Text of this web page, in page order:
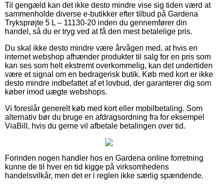
Til gengæld kan det ikke desto mindre vise sig tiden værd at
sammenholde diverse e-butikker efter tilbud på Gardena
Tryksprøjte 5 L – 11130-20 inden du gennemfører din
handel, så du er tryg ved at få den mest betalelige pris.
Du skal ikke desto mindre være årvågen med, at hvis en
internet webshop afhænder produkter til salg for en pris som
kan ses som helt ekstremt overkommelig, kan det undertiden
være et signal om en bedragerisk butik. Køb med kort er ikke
desto mindre indbefattet af et lovbud, der garanterer dig som
køber imod uægte webshops.
Vi foreslår generelt køb med kort eller mobilbetaling. Som
alternativ bør du bruge en afdragsordning fra for eksempel
ViaBill, hvis du gerne vil afbetale betalingen over tid.
Forinden nogen handler hos en Gardena online forretning
kunne de til hver en tid kigge på virksomhedens
handelsvilkår, men det er i reglen ikke særlig spændende.